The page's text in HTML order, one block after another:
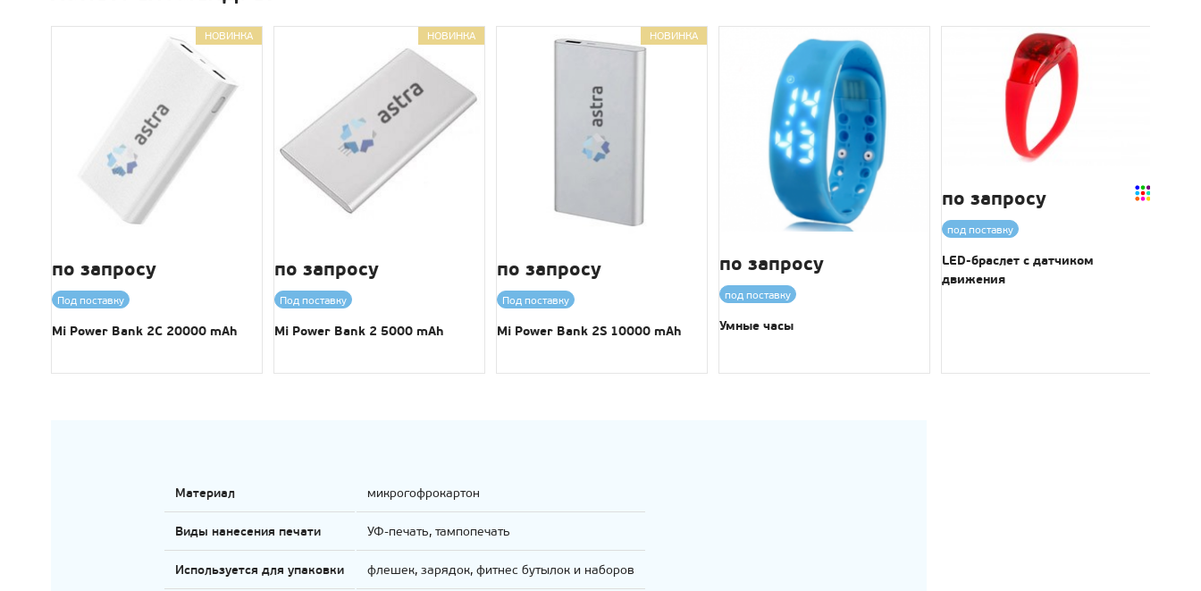
НОВИНКА
по запросу
Под поставку
Mi Power Bank 2C 20000 mAh
НОВИНКА
по запросу
Под поставку
Mi Power Bank 2 5000 mAh
НОВИНКА
по запросу
Под поставку
Mi Power Bank 2S 10000 mAh
по запросу
под поставку
Умные часы
по запросу
под поставку
LED-браслет с датчиком
движения
Материал микрогофрокартон
Виды нанесения печати УФ-печать, тампопечать
Используется для упаковки флешек, зарядок, фитнес бутылок и наборов